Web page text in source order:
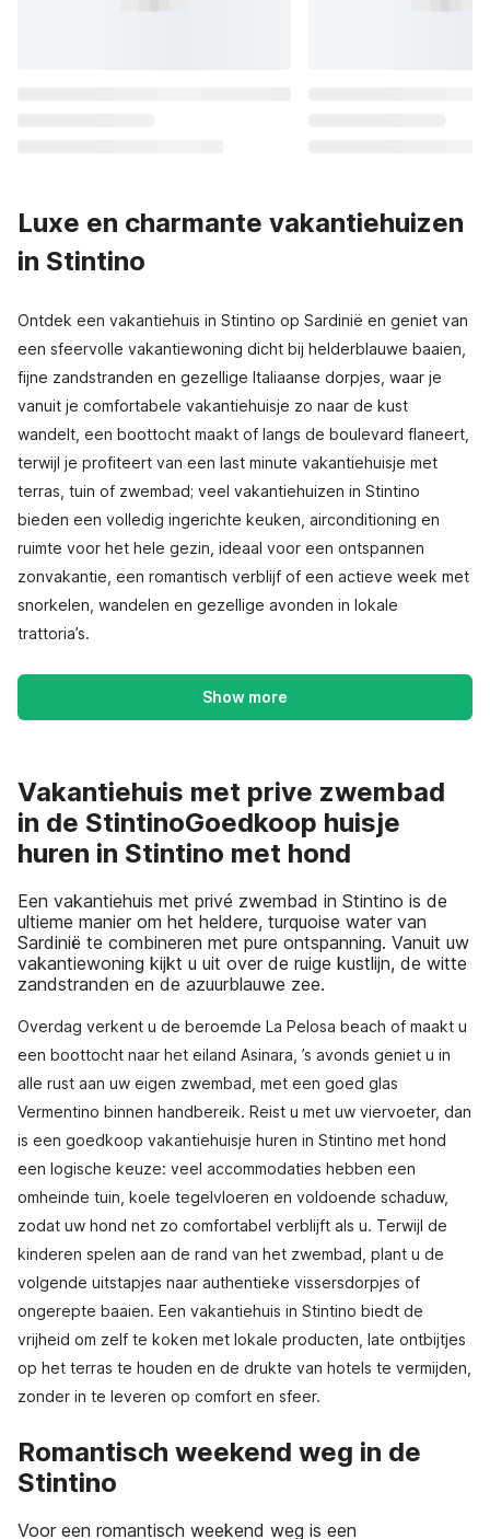
Luxe en charmante vakantiehuizen
in Stintino
Ontdek een vakantiehuis in Stintino op Sardinië en geniet van
een sfeervolle vakantiewoning dicht bij helderblauwe baaien,
fijne zandstranden en gezellige Italiaanse dorpjes, waar je
vanuit je comfortabele vakantiehuisje zo naar de kust
wandelt, een boottocht maakt of langs de boulevard flaneert,
terwijl je profiteert van een last minute vakantiehuisje met
terras, tuin of zwembad; veel vakantiehuizen in Stintino
bieden een volledig ingerichte keuken, airconditioning en
ruimte voor het hele gezin, ideaal voor een ontspannen
zonvakantie, een romantisch verblijf of een actieve week met
snorkelen, wandelen en gezellige avonden in lokale
trattoria’s.
Show more
Vakantiehuis met prive zwembad
in de StintinoGoedkoop huisje
huren in Stintino met hond
Een vakantiehuis met privé zwembad in Stintino is de
ultieme manier om het heldere, turquoise water van
Sardinië te combineren met pure ontspanning. Vanuit uw
vakantiewoning kijkt u uit over de ruige kustlijn, de witte
zandstranden en de azuurblauwe zee.
Overdag verkent u de beroemde La Pelosa beach of maakt u
een boottocht naar het eiland Asinara, ’s avonds geniet u in
alle rust aan uw eigen zwembad, met een goed glas
Vermentino binnen handbereik. Reist u met uw viervoeter, dan
is een goedkoop vakantiehuisje huren in Stintino met hond
een logische keuze: veel accommodaties hebben een
omheinde tuin, koele tegelvloeren en voldoende schaduw,
zodat uw hond net zo comfortabel verblijft als u. Terwijl de
kinderen spelen aan de rand van het zwembad, plant u de
volgende uitstapjes naar authentieke vissersdorpjes of
ongerepte baaien. Een vakantiehuis in Stintino biedt de
vrijheid om zelf te koken met lokale producten, late ontbijtjes
op het terras te houden en de drukte van hotels te vermijden,
zonder in te leveren op comfort en sfeer.
Romantisch weekend weg in de
Stintino
Voor een romantisch weekend weg is een